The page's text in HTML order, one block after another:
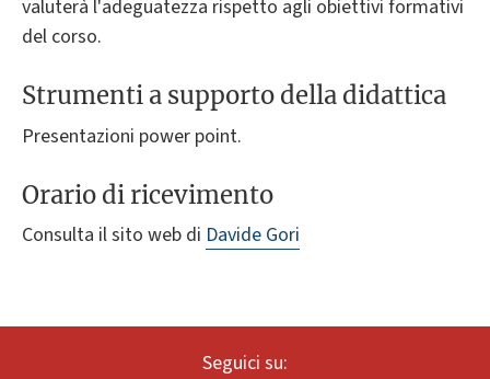
valuterà l'adeguatezza rispetto agli obiettivi formativi
del corso.
Strumenti a supporto della didattica
Presentazioni power point.
Orario di ricevimento
Consulta il sito web di Davide Gori
Seguici su: